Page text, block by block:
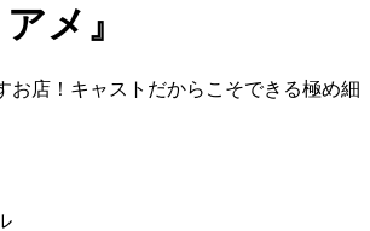
メ』
お店！キャストだからこそできる極め細